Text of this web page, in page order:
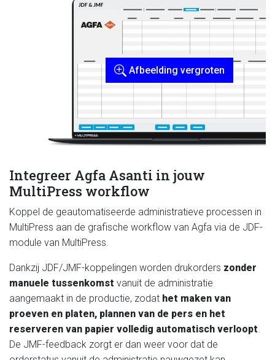
Integreer Agfa Asanti in jouw
MultiPress workflow
Koppel de geautomatiseerde administratieve processen in
MultiPress aan de grafische workflow van Agfa via de JDF-
module van MultiPress.
Dankzij JDF/JMF-koppelingen worden drukorders zonder
manuele tussenkomst vanuit de administratie
aangemaakt in de productie, zodat het maken van
proeven en platen, plannen van de pers en het
reserveren van papier volledig automatisch verloopt.
De JMF-feedback zorgt er dan weer voor dat de
Afbeelding vergroten